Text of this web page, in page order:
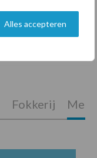
Alles accepteren
Fokkerij